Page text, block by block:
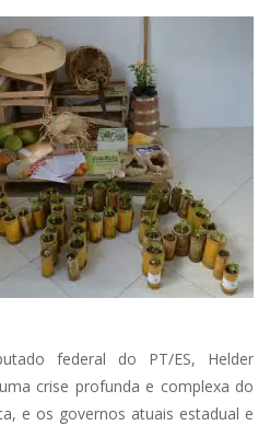
federal do PT/ES, Helder
crise profunda e complexa do
e os governos atuais estadual e